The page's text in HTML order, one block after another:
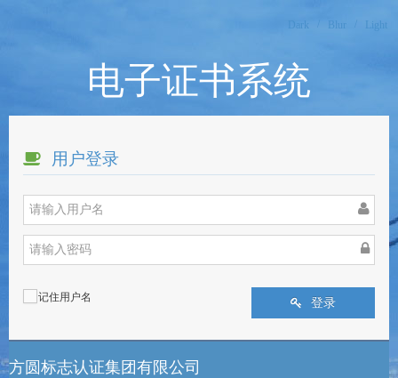
电子证书系统
用户登录
记住用户名 登录
方圆标志认证集团有限公司
Dark / Blur Light